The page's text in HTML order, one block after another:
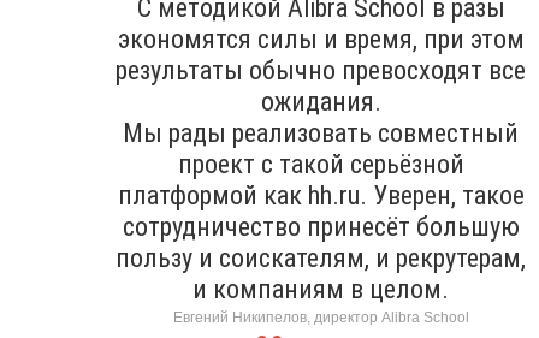
С методикой Alibra School в разы
экономятся силы и время, при этом
результаты обычно превосходят все
ожидания.
Мы рады реализовать совместный
проект с такой серьёзной
платформой как hh.ru. Уверен, такое
сотрудничество принесёт большую
пользу и соискателям, и рекрутерам,
и компаниям в целом.
Евгений Никипелов, директор Alibra School